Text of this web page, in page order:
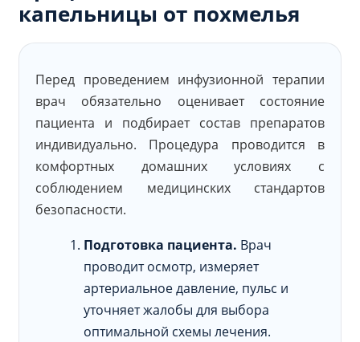
капельницы от похмелья
Перед проведением инфузионной терапии
врач обязательно оценивает состояние
пациента и подбирает состав препаратов
индивидуально. Процедура проводится в
комфортных домашних условиях с
соблюдением медицинских стандартов
безопасности.
Подготовка пациента. Врач
проводит осмотр, измеряет
артериальное давление, пульс и
уточняет жалобы для выбора
оптимальной схемы лечения.